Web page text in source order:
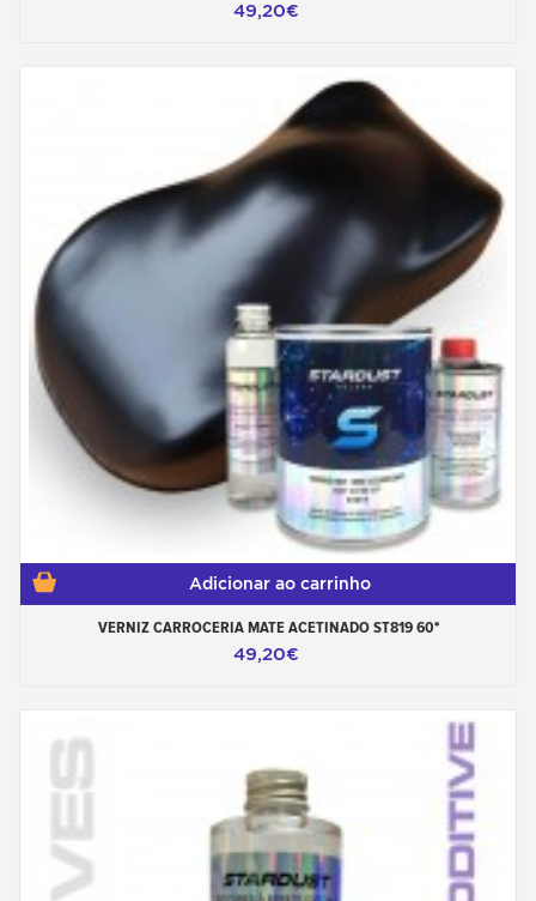
49,20€
Adicionar ao carrinho
VERNIZ CARROCERIA MATE ACETINADO ST819 60°
49,20€